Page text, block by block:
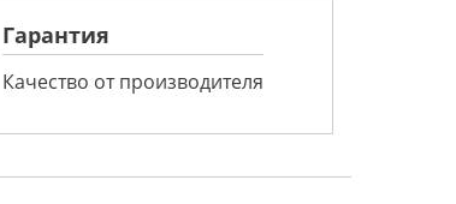
Гарантия
Качество от производителя